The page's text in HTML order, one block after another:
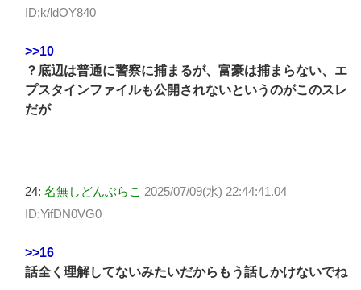
ID:k/ldOY840
>>10
？底辺は普通に警察に捕まるが、富豪は捕まらない、エ
プスタインファイルも公開されないというのがこのスレ
だが
24: 名無しどんぶらこ 2025/07/09(水) 22:44:41.04
ID:YifDN0VG0
>>16
話全く理解してないみたいだからもう話しかけないでね